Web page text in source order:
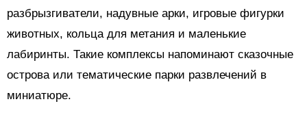
разбрызгиватели, надувные арки, игровые фигурки
животных, кольца для метания и маленькие
лабиринты. Такие комплексы напоминают сказочные
острова или тематические парки развлечений в
миниатюре.